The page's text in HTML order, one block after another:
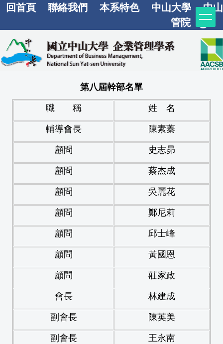
跳
要
內
回首頁 聯絡我們 本系特色 中山大學
中山
管院
第八屆幹部名單
職 稱 姓 名
輔導會長 陳素蓁
顧問 史志昴
顧問 蔡杰成
顧問 吳麗花
顧問 鄭尼莉
顧問 邱士峰
顧問 黃國恩
顧問 莊家政
會長 林建成
副會長 陳英美
副會長 王永南